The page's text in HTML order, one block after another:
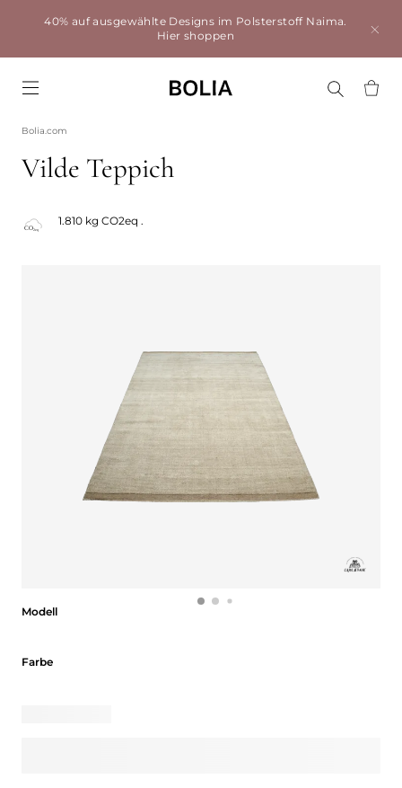
40% auf ausgewählte Designs im Polsterstoff Naima.
Hier shoppen
Bolia.com
Vilde Teppich
1.810 kg CO2eq .
Modell
Farbe